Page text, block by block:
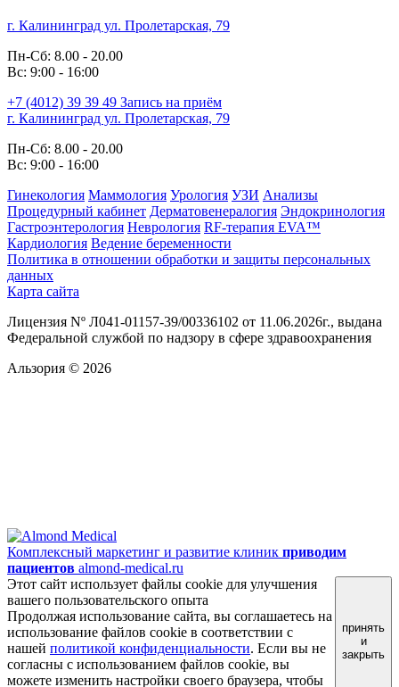
г. Калининград ул. Пролетарская, 79
Пн-Сб: 8.00 - 20.00
Вс: 9:00 - 16:00
+7 (4012) 39 39 49 Запись на приём
г. Калининград ул. Пролетарская, 79
Пн-Сб: 8.00 - 20.00
Вс: 9:00 - 16:00
Гинекология Маммология Урология УЗИ Анализы
Процедурный кабинет Дерматовенералогия Эндокринология
Гастроэнтерология Неврология RF-терапия EVA™
Кардиология Ведение беременности
Политика в отношении обработки и защиты персональных
данных
Карта сайта
Лицензия Nº Л041-01157-39/00336102 от 11.06.2026г., выдана
Федеральной службой по надзору в сфере здравоохранения
Альзория © 2026
Комплексный маркетинг и развитие клиник приводим
пациентов almond-medical.ru
Этот сайт использует файлы cookie для улучшения
вашего пользовательского опыта
Продолжая использование сайта, вы соглашаетесь на
использование файлов cookie в соответствии с
нашей политикой конфиденциальности. Если вы не
согласны с использованием файлов cookie, вы
можете изменить настройки своего браузера, чтобы
принять
и
закрыть